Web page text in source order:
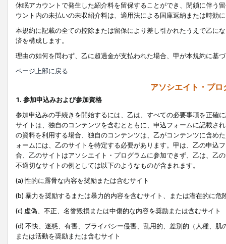
休眠アカウントで発生した紹介料を留保することができ、閉鎖に伴う
ウント内の未払いの未収紹介料は、適用法による国庫返納または時効
本規約に記載の全ての控除または留保により差し引かれたうえで乙に
済を構成します。
理由の如何を問わず、乙に超過金が支払われた場合、甲が本規約に基
ページ上部に戻る
アソシエイト・プ
1. 参加申込みおよび参加資格
参加申込みの手続きを開始するには、乙は、すべての必要事項を正確
サイトは、独自のコンテンツを含むとともに、申込フォームに記載さ
の資料を利用する場合、独自のコンテンツは、乙がコンテンツに含め
ォームには、乙のサイトを特定する必要があります。甲は、乙の申込
合、乙のサイトはアソシエイト・プログラムに参加できず、乙は、乙
不適切なサイトの例としては以下のようなものが含まれます。
(a) 性的に露骨な内容を奨励または含むサイト
(b) 暴力を奨励するまたは暴力的内容を含むサイト、または潜在的に
(c) 虚偽、不正、名誉毀損または中傷的な内容を奨励または含むサイト
(d) 不快、迷惑、有害、プライバシー侵害、乱用的、差別的（人種、
または活動を奨励または含むサイト